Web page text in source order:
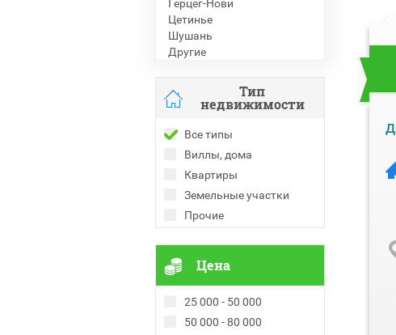
Герцег-Нови
Цетинье
Шушань
Другие
Тип
недвижимости
Все типы
Виллы, дома
Квартиры
Земельные участки
Прочие
Цена
25 000 - 50 000
50 000 - 80 000